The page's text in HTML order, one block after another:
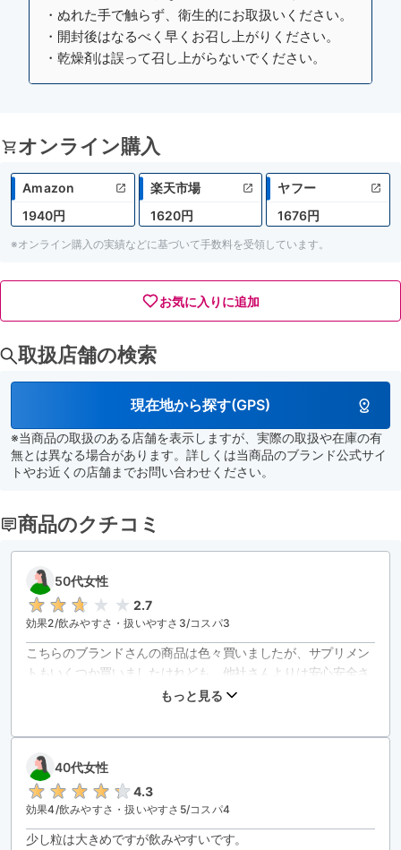
・ぬれた手で触らず、衛生的にお取扱いください。
・開封後はなるべく早くお召し上がりください。
・乾燥剤は誤って召し上がらないでください。
オンライン購入
Amazon
1940円
楽天市場
1620円
ヤフー
1676円
※オンライン購入の実績などに基づいて手数料を受領しています。
お気に入りに追加
取扱店舗の検索
現在地から探す(GPS)
※当商品の取扱のある店舗を表示しますが、実際の取扱や在庫の有
無とは異なる場合があります。詳しくは当商品のブランド公式サイ
トやお近くの店舗までお問い合わせください。
商品のクチコミ
50代女性
2.7
効果2/飲みやすさ・扱いやすさ 3/コスパ3
こちらのブランドさんの商品は色々買いましたが、サプリメン
トもいくつか買いましたけれども、他社さんよりは安心安全さ
という事が良い所だと思います。
もっと見る
40代女性
4.3
効果4/飲みやすさ・扱いやすさ 5/コスパ4
少し粒は大きめですが飲みやすいです。